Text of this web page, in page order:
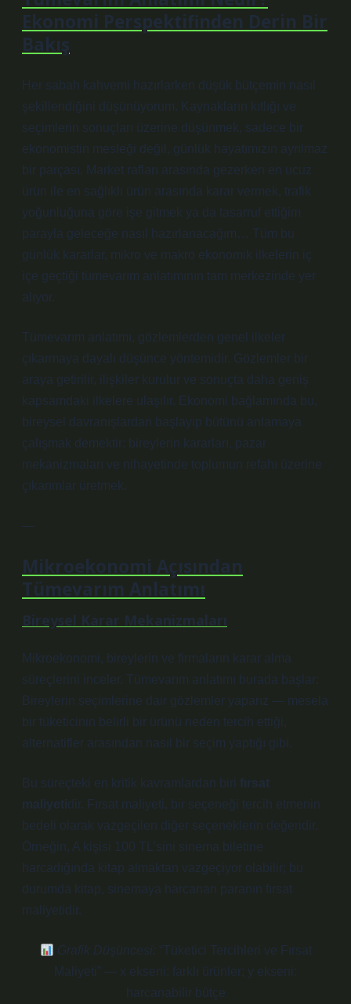
Ekonomi Perspektifinden Derin Bir
Bakış
Her sabah kahvemi hazırlarken düşük bütçemin nasıl
şekillendiğini düşünüyorum. Kaynakların kıtlığı ve
seçimlerin sonuçları üzerine düşünmek, sadece bir
ekonomistin mesleği değil, günlük hayatımızın ayrılmaz
bir parçası. Market rafları arasında gezerken en ucuz
ürün ile en sağlıklı ürün arasında karar vermek, trafik
yoğunluğuna göre işe gitmek ya da tasarruf ettiğim
parayla geleceğe nasıl hazırlanacağım… Tüm bu
günlük kararlar, mikro ve makro ekonomik ilkelerin iç
içe geçtiği tümevarım anlatımının tam merkezinde yer
alıyor.
Tümevarım anlatımı, gözlemlerden genel ilkeler
çıkarmaya dayalı düşünce yöntemidir. Gözlemler bir
araya getirilir, ilişkiler kurulur ve sonuçta daha geniş
kapsamdaki ilkelere ulaşılır. Ekonomi bağlamında bu,
bireysel davranışlardan başlayıp bütünü anlamaya
çalışmak demektir: bireylerin kararları, pazar
mekanizmaları ve nihayetinde toplumun refahı üzerine
çıkarımlar üretmek.
—
Mikroekonomi Açısından
Tümevarım Anlatımı
Bireysel Karar Mekanizmaları
Mikroekonomi, bireylerin ve firmaların karar alma
süreçlerini inceler. Tümevarım anlatımı burada başlar:
Bireylerin seçimlerine dair gözlemler yaparız — mesela
bir tüketicinin belirli bir ürünü neden tercih ettiği,
alternatifler arasından nasıl bir seçim yaptığı gibi.
Bu süreçteki en kritik kavramlardan biri fırsat
maliyetidir. Fırsat maliyeti, bir seçeneği tercih etmenin
bedeli olarak vazgeçilen diğer seçeneklerin değeridir.
Örneğin, A kişisi 100 TL’sini sinema biletine
harcadığında kitap almaktan vazgeçiyor olabilir; bu
durumda kitap, sinemaya harcanan paranın fırsat
maliyetidir.
Grafik Düşüncesi: “Tüketici Tercihleri ve Fırsat
Maliyeti” — x ekseni: farklı ürünler; y ekseni:
harcanabilir bütçe